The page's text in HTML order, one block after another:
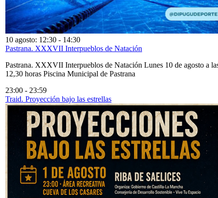
10 agosto: 12:30 - 14:30
Pastrana. XXXVII Interpueblos de Natación
Pastrana. XXXVII Interpueblos de Natación Lunes 10 de agosto a
12,30 horas Piscina Municipal de Pastrana
23:00 - 23:59
Traid. Proyección bajo las estrellas